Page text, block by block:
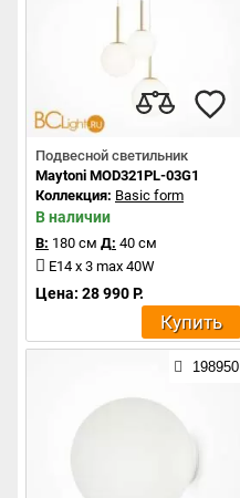
Подвесной светильник
Maytoni MOD321PL-03G1
Коллекция: Basic form
В наличии
В: 180 см Д: 40 см
E14 x 3 max 40W
Цена: 28 990 Р.
Купить
198950